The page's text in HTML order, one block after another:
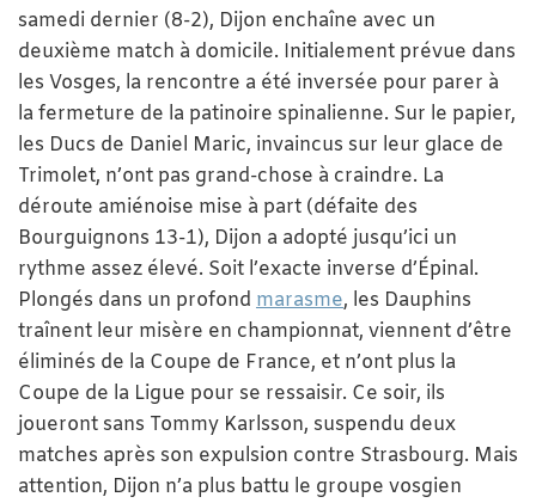
samedi dernier (8-2), Dijon enchaîne avec un
deuxième match à domicile. Initialement prévue dans
les Vosges, la rencontre a été inversée pour parer à
la fermeture de la patinoire spinalienne. Sur le papier,
les Ducs de Daniel Maric, invaincus sur leur glace de
Trimolet, n’ont pas grand-chose à craindre. La
déroute amiénoise mise à part (défaite des
Bourguignons 13-1), Dijon a adopté jusqu’ici un
rythme assez élevé. Soit l’exacte inverse d’Épinal.
Plongés dans un profond marasme, les Dauphins
traînent leur misère en championnat, viennent d’être
éliminés de la Coupe de France, et n’ont plus la
Coupe de la Ligue pour se ressaisir. Ce soir, ils
joueront sans Tommy Karlsson, suspendu deux
matches après son expulsion contre Strasbourg. Mais
attention, Dijon n’a plus battu le groupe vosgien